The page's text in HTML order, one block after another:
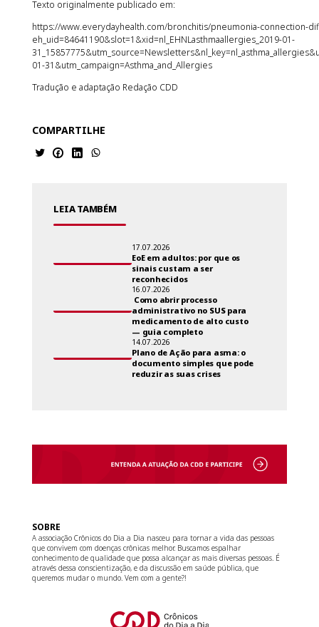
Texto originalmente publicado em:
https://www.everydayhealth.com/bronchitis/pneumonia-connection-
eh_uid=84641190&slot=1&xid=nl_EHNLasthmaallergies_2019-01-
01-31&utm_campaign=Asthma_and_Allergies
Tradução e adaptação Redação CDD
COMPARTILHE
LEIA TAMBÉM
17.07.2026
EoE em adultos: por que os
sinais custam a ser
reconhecidos
16.07.2026
Como abrir processo
administrativo no SUS para
medicamento de alto custo
— guia completo
14.07.2026
Plano de Ação para asma: o
documento simples que pode
reduzir as suas crises
SOBRE
A associação Crônicos do Dia a Dia nasceu para tornar a vida das pessoas
que convivem com doenças crônicas melhor. Buscamos espalhar
conhecimento de qualidade que possa alcançar as mais diversas pessoas. É
através dessa conscientização, e da discussão em saúde pública, que
queremos mudar o mundo. Vem com a gente?!